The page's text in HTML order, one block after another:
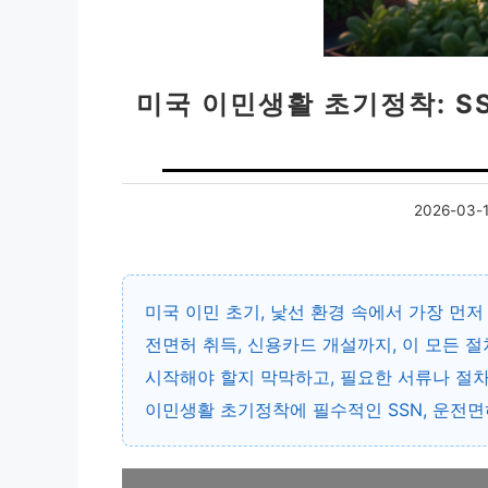
미국 이민생활 초기정착:
2026-03-
미국 이민 초기, 낯선 환경 속에서 가장 먼
전면허 취득, 신용카드 개설까지, 이 모든
시작해야 할지 막막하고, 필요한 서류나 절
이민생활 초기정착에 필수적인 SSN, 운전